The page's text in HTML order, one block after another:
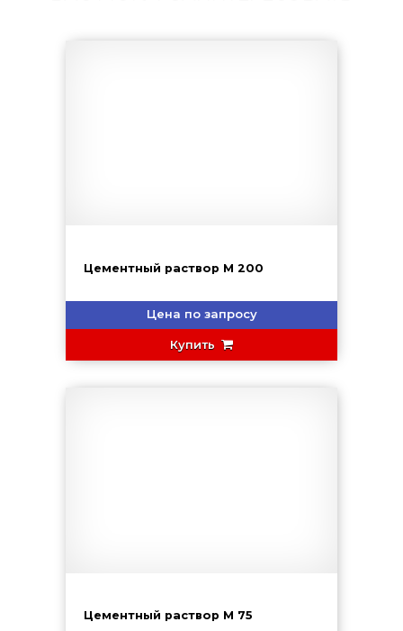
Цементный раствор М 200
Цена по запросу
Купить
Цементный раствор М 75